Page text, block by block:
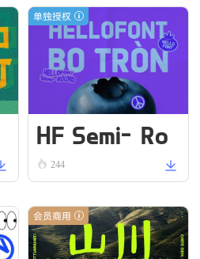
单独授权
HF Semi-Ro
und VN Bold
244
会员商用